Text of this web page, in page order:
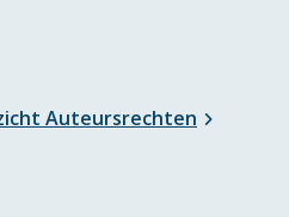
Auteursrechten